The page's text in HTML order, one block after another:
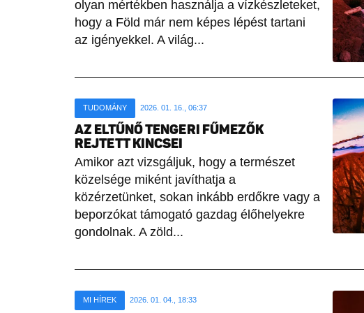
olyan mértékben használja a vízkészleteket,
hogy a Föld már nem képes lépést tartani
az igényekkel. A világ...
TUDOMÁNY 2026. 01. 16., 06:37
AZ ELTŰNŐ TENGERI FŰMEZŐK
REJTETT KINCSEI
Amikor azt vizsgáljuk, hogy a természet
közelsége miként javíthatja a
közérzetünket, sokan inkább erdőkre vagy a
beporzókat támogató gazdag élőhelyekre
gondolnak. A zöld...
MI HÍREK 2026. 01. 04., 18:33